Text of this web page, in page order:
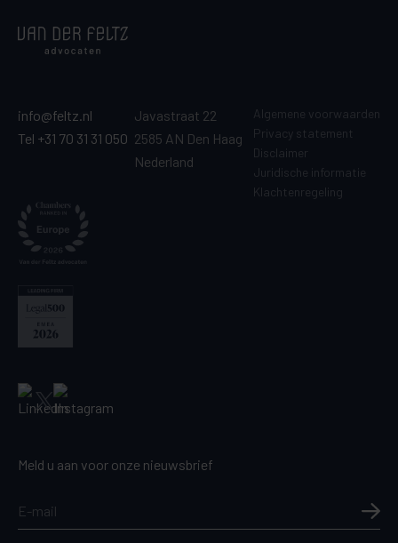
info@feltz.nl
Tel +31 70 31 31 050
Javastraat 22
2585 AN Den Haag
Nederland
Algemene voorwaarden
Privacy statement
Disclaimer
Juridische informatie
Klachtenregeling
Meld u aan voor onze nieuwsbrief